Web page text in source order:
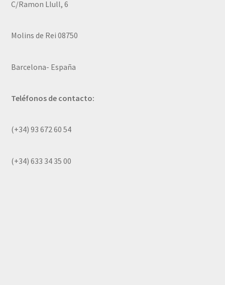
C/Ramon Llull, 6
Molins de Rei 08750
Barcelona- España
Teléfonos de contacto:
(+34) 93 672 60 54
(+34) 633 34 35 00